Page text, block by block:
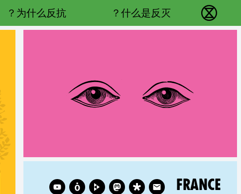
反抗灭绝 - Home
什么是反灭？
为什么反抗？
RELATED COUNTRY GROUP:
FRANCE
Follow XR France on